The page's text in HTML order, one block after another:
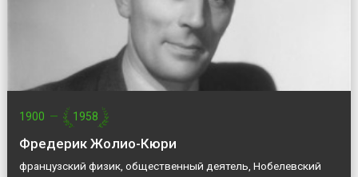
1900 — 1958
Фредерик Жолио-Кюри
французский физик, общественный деятель, Нобелевский